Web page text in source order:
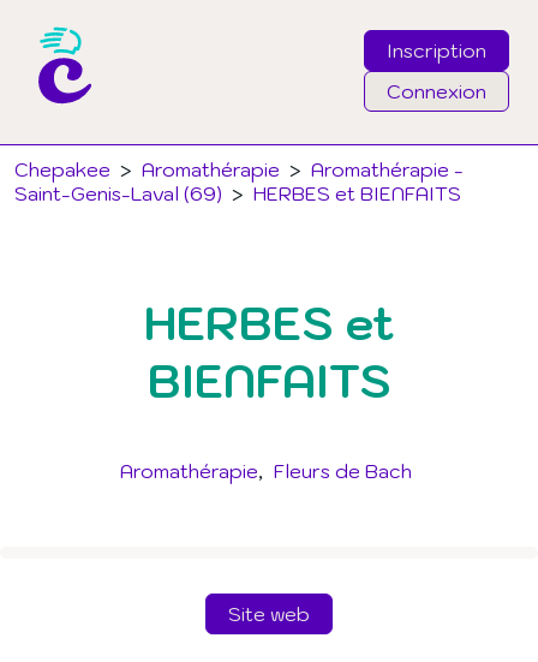
Inscription
Connexion
Chepakee > Aromathérapie > Aromathérapie -
Saint-Genis-Laval (69) > HERBES et BIENFAITS
Email
J'ai oublié mon mot de passe
Connexion
HERBES et
BIENFAITS
Aromathérapie Fleurs de Bach
Site web